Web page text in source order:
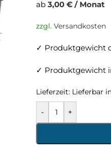
ab 3,00 € / Monat
zzgl. Versandkosten
✓ Produktgewicht
✓ Produktgewicht
Lieferzeit: Lieferbar
- +